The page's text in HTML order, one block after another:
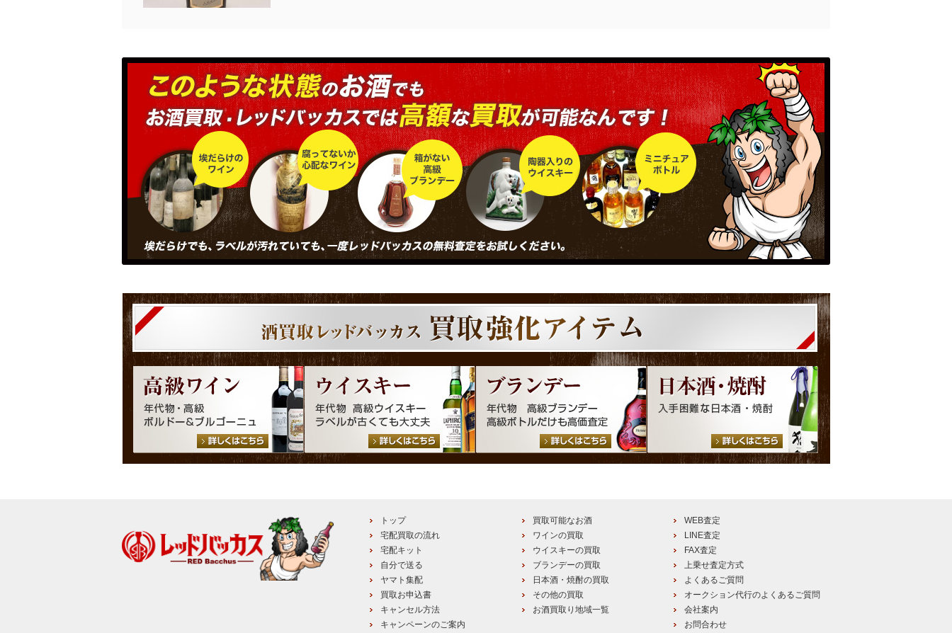
トップ
宅配買取の流れ
宅配キット
自分で送る
ヤマト集配
買取お申込書
キャンセル方法
キャンペーンのご案内
買取可能なお酒
ワインの買取
ウイスキーの買取
ブランデーの買取
日本酒・焼酎の買取
その他の買取
お酒買取り地域一覧
WEB査定
LINE査定
FAX査定
上乗せ査定方式
よくあるご質問
オークション代行のよくあるご質問
会社案内
お問合わせ